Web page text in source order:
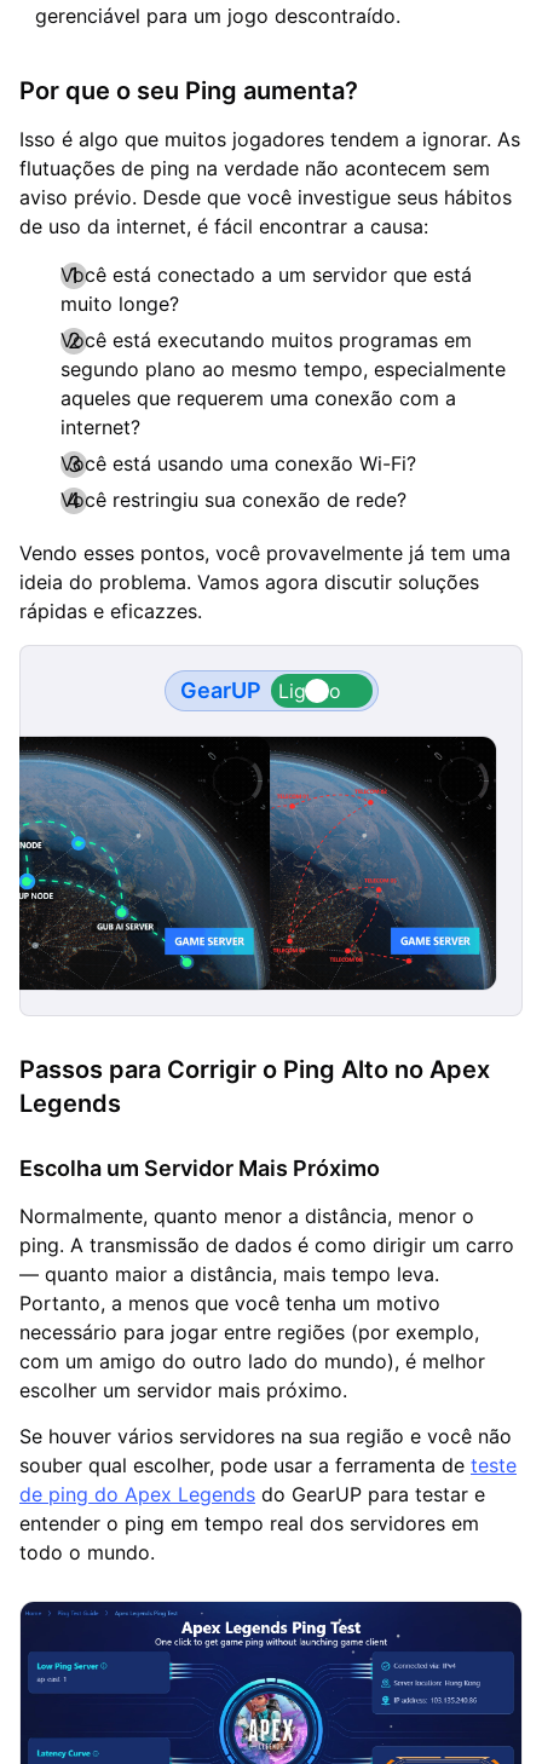
gerenciável para um jogo descontraído.
Por que o seu Ping aumenta?
Isso é algo que muitos jogadores tendem a ignorar. As
flutuações de ping na verdade não acontecem sem
aviso prévio. Desde que você investigue seus hábitos
de uso da internet, é fácil encontrar a causa:
Você está conectado a um servidor que está
muito longe?
Você está executando muitos programas em
segundo plano ao mesmo tempo, especialmente
aqueles que requerem uma conexão com a
internet?
Você está usando uma conexão Wi-Fi?
Você restringiu sua conexão de rede?
Vendo esses pontos, você provavelmente já tem uma
ideia do problema. Vamos agora discutir soluções
rápidas e eficazzes.
GearUP
Passos para Corrigir o Ping Alto no Apex
Legends
Escolha um Servidor Mais Próximo
Normalmente, quanto menor a distância, menor o
ping. A transmissão de dados é como dirigir um carro
— quanto maior a distância, mais tempo leva.
Portanto, a menos que você tenha um motivo
necessário para jogar entre regiões (por exemplo,
com um amigo do outro lado do mundo), é melhor
escolher um servidor mais próximo.
Se houver vários servidores na sua região e você não
souber qual escolher, pode usar a ferramenta de teste
de ping do Apex Legends do GearUP para testar e
entender o ping em tempo real dos servidores em
todo o mundo.